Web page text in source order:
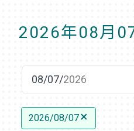
2026年08月
2026/08/07